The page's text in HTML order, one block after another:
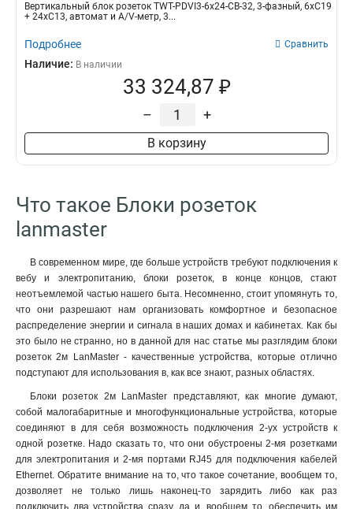
Вертикальный блок розеток TWT-PDVI3-6x24-CB-32, 3-фазный, 6xC19
+ 24xC13, автомат и A/V-метр, 3...
Подробнее Сравнить
Наличие: В наличии
33 324,87 ₽
– +
В корзину
Что такое Блоки розеток
lanmaster
В современном мире, где больше устройств требуют подключения к
вебу и электропитанию, блоки розеток, в конце концов, стают
неотъемлемой частью нашего быта. Несомненно, стоит упомянуть то,
что они разрешают нам организовать комфортное и безопасное
распределение энергии и сигнала в наших домах и кабинетах. Как бы
это было не странно, но в данной для нас статье мы разглядим блоки
розеток 2м LanMaster - качественные устройства, которые отлично
подступают для использования в, как все знают, разных областях.
Блоки розеток 2м LanMaster представляют, как многие думают,
собой малогабаритные и многофункциональные устройства, которые
соединяют в для себя возможность подключения 2-ух устройств к
одной розетке. Надо сказать то, что они обустроены 2-мя розетками
для электропитания и 2-мя портами RJ45 для подключения кабелей
Ethernet. Обратите внимание на то, что такое сочетание, вообщем то,
дозволяет не только лишь наконец-то зарядить либо как раз
подключить два устройства сразу, да и, вообщем то, обеспечить им